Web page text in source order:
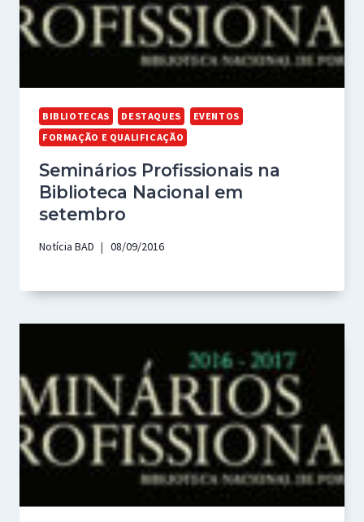
BIBLIOTECAS DESTAQUES
EVENTOS
FORMAÇÃO E QUALIFICAÇÃO
Seminários Profissionais na
Biblioteca Nacional em
setembro
Notícia BAD 08/09/2016